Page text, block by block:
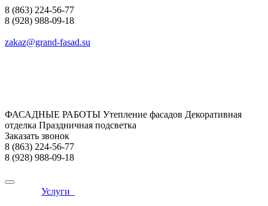
8 (863) 224-56-77
8 (928) 988-09-18
zakaz@grand-fasad.su
ФАСАДНЫЕ РАБОТЫ Утепление фасадов Декоративная
отделка Праздничная подсветка
Заказать звонок
8 (863) 224-56-77
8 (928) 988-09-18
Услуги